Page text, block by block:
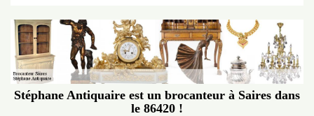
Stéphane Antiquaire est un brocanteur à Saires dans
le 86420 !